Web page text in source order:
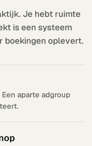
Je hebt ruimte
is een systeem
boekingen oplevert.
aparte adgroup